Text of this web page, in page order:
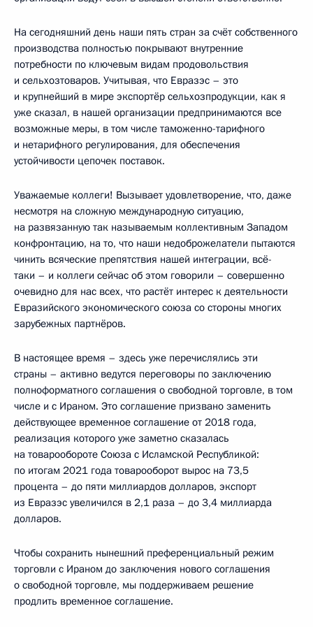
На сегодняшний день наши пять стран за счёт собственного
производства полностью покрывают внутренние
потребности по ключевым видам продовольствия
и сельхозтоваров. Учитывая, что Евразэс – это
и крупнейший в мире экспортёр сельхозпродукции, как я
уже сказал, в нашей организации предпринимаются все
возможные меры, в том числе таможенно-тарифного
и нетарифного регулирования, для обеспечения
устойчивости цепочек поставок.
Уважаемые коллеги! Вызывает удовлетворение, что, даже
несмотря на сложную международную ситуацию,
на развязанную так называемым коллективным Западом
конфронтацию, на то, что наши недоброжелатели пытаются
чинить всяческие препятствия нашей интеграции, всё-
таки – и коллеги сейчас об этом говорили – совершенно
очевидно для нас всех, что растёт интерес к деятельности
Евразийского экономического союза со стороны многих
зарубежных партнёров.
В настоящее время – здесь уже перечислялись эти
страны – активно ведутся переговоры по заключению
полноформатного соглашения о свободной торговле, в том
числе и с Ираном. Это соглашение призвано заменить
действующее временное соглашение от 2018 года,
реализация которого уже заметно сказалась
на товарообороте Союза с Исламской Республикой:
по итогам 2021 года товарооборот вырос на 73,5
процента – до пяти миллиардов долларов, экспорт
из Евразэс увеличился в 2,1 раза – до 3,4 миллиарда
долларов.
Чтобы сохранить нынешний преференциальный режим
торговли с Ираном до заключения нового соглашения
о свободной торговле, мы поддерживаем решение
продлить временное соглашение.